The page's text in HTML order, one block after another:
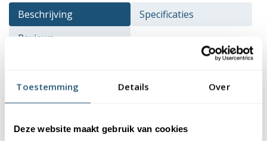
Toestemming Details Over
Deze website maakt gebruik van cookies
Beschrijving
Specificaties
Reviews
Het WK voetbal is een sportevenement waarbij veel
moedigen. Vlaggen spelen een grote rol tijdens dit soort